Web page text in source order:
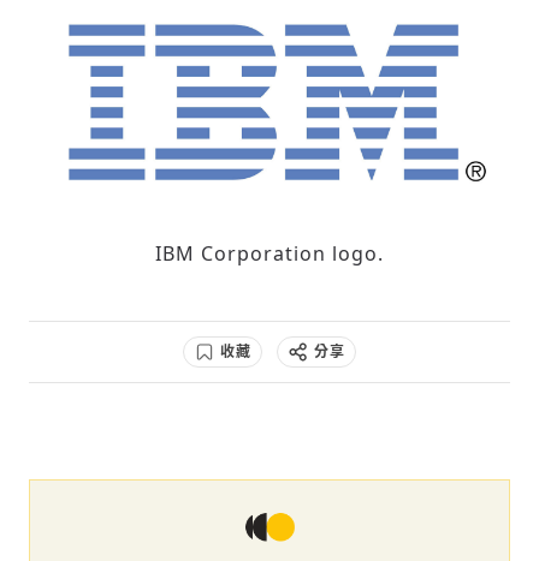
IBM Corporation logo.
收藏 分享